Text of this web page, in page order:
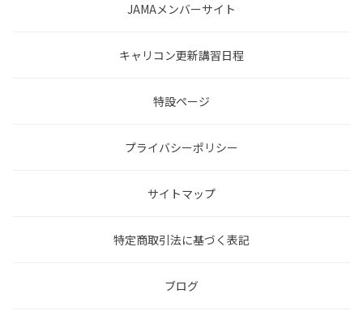
JAMAメンバーサイト
キャリコン更新講習日程
特設ページ
プライバシーポリシー
サイトマップ
特定商取引法に基づく表記
ブログ